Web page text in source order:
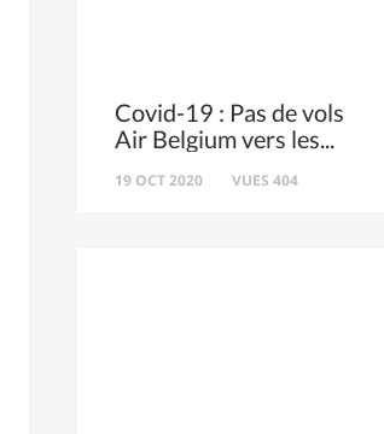
Covid-19 : Pas de vols
Air Belgium vers les
19 OCT 2020 VUES 404